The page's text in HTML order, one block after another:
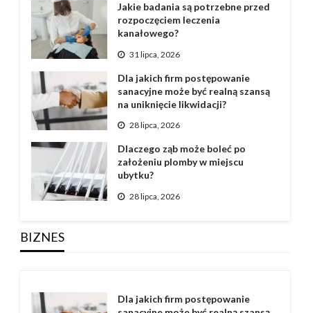
Jakie badania są potrzebne przed
rozpoczęciem leczenia
kanałowego?
31 lipca, 2026
Dla jakich firm postępowanie
sanacyjne może być realną szansą
na uniknięcie likwidacji?
28 lipca, 2026
Dlaczego ząb może boleć po
założeniu plomby w miejscu
ubytku?
28 lipca, 2026
BIZNES
Dla jakich firm postępowanie